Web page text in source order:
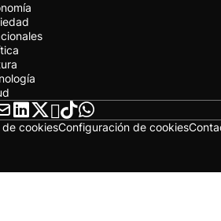
cookiesConfiguración de cookies